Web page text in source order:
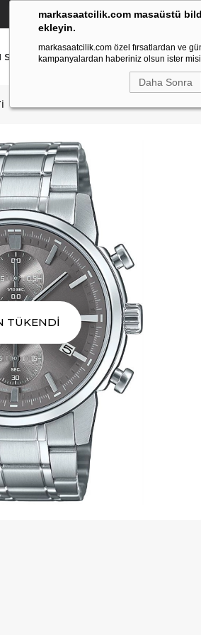
markasaatcilik.com masaüstü
ekleyin.
markasaatcilik.com özel fırsatlardan ve
kampanyalardan haberiniz olsun ister
Daha Sonra
YETKİLİ SATICI (Ücretsiz Kargo Ve
ERKEK SAAT AKILLI SAAT
TÜKENDİ